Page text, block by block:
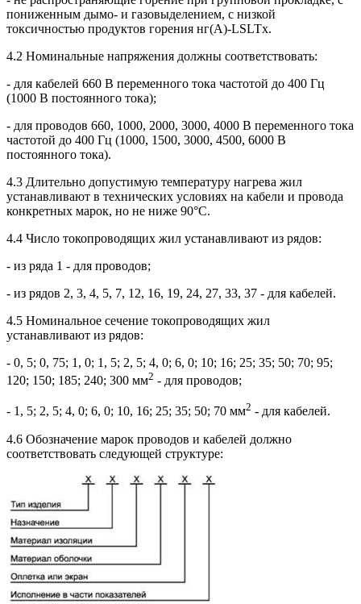
пониженным дымо- и газовыделением, с низкой
токсичностью продуктов горения нг(A)-LSLTx.
4.2 Номинальные напряжения должны соответствовать:
- для кабелей 660 В переменного тока частотой до 400 Гц
(1000 В постоянного тока);
- для проводов 660, 1000, 2000, 3000, 4000 В переменного тока
частотой до 400 Гц (1000, 1500, 3000, 4500, 6000 В
постоянного тока).
4.3 Длительно допустимую температуру нагрева жил
устанавливают в технических условиях на кабели и провода
конкретных марок, но не ниже 90°С.
4.4 Число токопроводящих жил устанавливают из рядов:
- из ряда 1 - для проводов;
- из рядов 2, 3, 4, 5, 7, 12, 16, 19, 24, 27, 33, 37 - для кабелей.
4.5 Номинальное сечение токопроводящих жил
устанавливают из рядов:
- 0, 5; 0, 75; 1, 0; 1, 5; 2, 5; 4, 0; 6, 0; 10; 16; 25; 35; 50; 70; 95;
120; 150; 185; 240; 300 мм2 - для проводов;
- 1, 5; 2, 5; 4, 0; 6, 0; 10, 16; 25; 35; 50; 70 мм2 - для кабелей.
4.6 Обозначение марок проводов и кабелей должно
соответствовать следующей структуре: